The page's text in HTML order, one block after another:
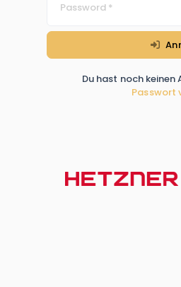
Du hast noch keinen
Passwort